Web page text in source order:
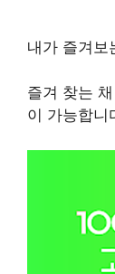
내가 즐겨보
즐겨 찾는
이 가능합니